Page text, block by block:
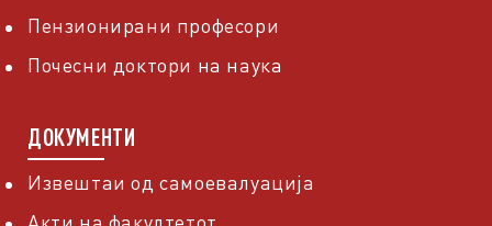
Пензионирани професори
Почесни доктори на наука
ДОКУМЕНТИ
Извештаи од самоевалуација